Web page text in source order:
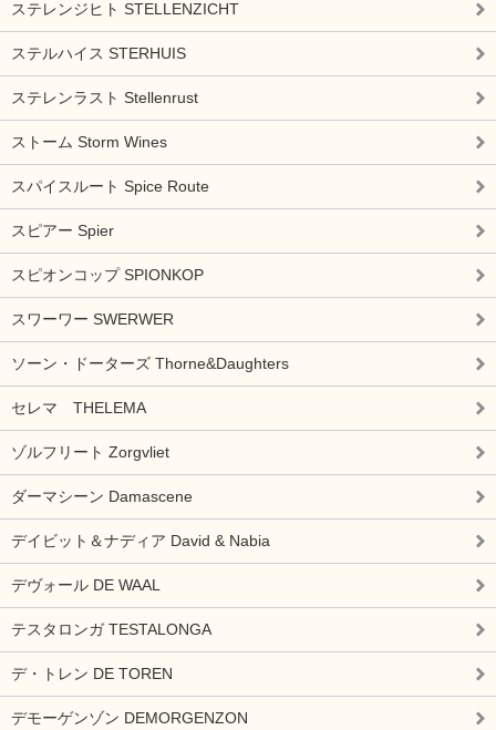
ステレンジヒト STELLENZICHT
ステルハイス STERHUIS
ステレンラスト Stellenrust
ストーム Storm Wines
スパイスルート Spice Route
スピアー Spier
スピオンコップ SPIONKOP
スワーワー SWERWER
ソーン・ドーターズ Thorne&Daughters
セレマ THELEMA
ゾルフリート Zorgvliet
ダーマシーン Damascene
デイビット＆ナディア David & Nabia
デヴォール DE WAAL
テスタロンガ TESTALONGA
デ・トレン DE TOREN
デモーゲンゾン DEMORGENZON